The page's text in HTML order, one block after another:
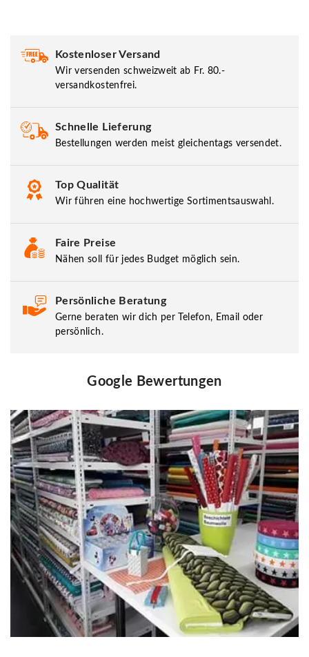
Kostenloser Versand
Wir versenden schweizweit ab Fr. 80.-
versandkostenfrei.
Schnelle Lieferung
Bestellungen werden meist gleichentags versendet.
Top Qualität
Wir führen eine hochwertige Sortimentsauswahl.
Faire Preise
Nähen soll für jedes Budget möglich sein.
Persönliche Beratung
Gerne beraten wir dich per Telefon, Email oder
persönlich.
Google Bewertungen